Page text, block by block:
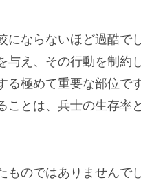
ならないほど過酷で
与え、その行動を制約
極めて重要な部位で
ことは、兵士の生存率
のではありませんで